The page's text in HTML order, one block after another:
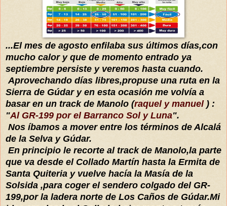
...El mes de agosto enfilaba sus últimos días,con
mucho calor y que de momento entrado ya
septiembre persiste y veremos hasta cuando.
Aprovechando días libres,propuse una ruta en la
Sierra de Gúdar y en esta ocasión me volvía a
basar en un track de Manolo (raquel y manuel) :
"Al GR-199 por el Barranco Sol y Luna".
Nos íbamos a mover entre los términos de Alcalá
de la Selva y Gúdar.
En principio le recorte al track de Manolo,la parte
que va desde el Collado Martín hasta la Ermita de
Santa Quiteria y vuelve hacía la Masía de la
Solsida ,para coger el sendero colgado del GR-
199,por la ladera norte de Los Caños de Gúdar.Mi